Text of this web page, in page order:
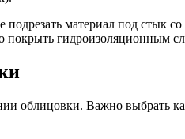
материал под стык
гидроизоляционным
облицовки. Важно выбрать